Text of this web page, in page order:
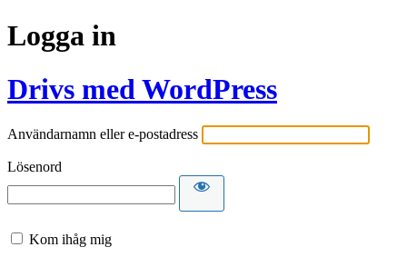
Logga in
Drivs med WordPress
Användarnamn eller e-postadress
Lösenord
Kom ihåg mig